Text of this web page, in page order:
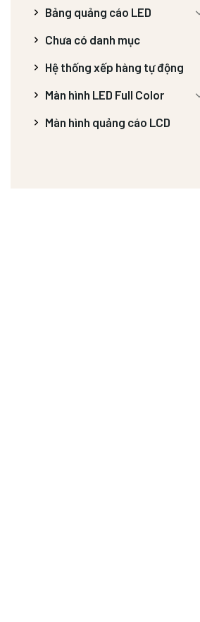
Bảng quảng cáo LED
Chưa có danh mục
Hệ thống xếp hàng tự động
Màn hình LED Full Color
Màn hình quảng cáo LCD